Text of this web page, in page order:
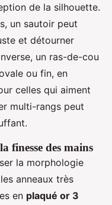
de la silhouette.
un sautoir peut
et détourner
un ras-de-cou
ou fin, en
celles qui aiment
multi-rangs peut
finesse des mains
la morphologie
anneaux très
en plaqué or 3